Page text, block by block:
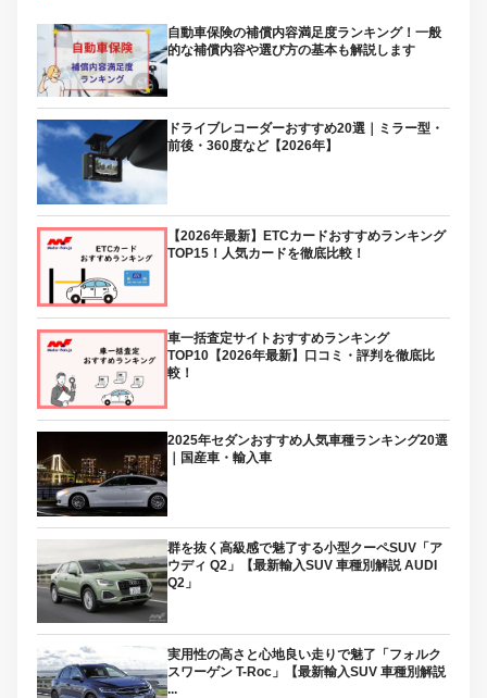
自動車保険の補償内容満足度ランキング！一般
的な補償内容や選び方の基本も解説します
ドライブレコーダーおすすめ20選｜ミラー型・
前後・360度など【2026年】
【2026年最新】ETCカードおすすめランキング
TOP15！人気カードを徹底比較！
車一括査定サイトおすすめランキング
TOP10【2026年最新】口コミ・評判を徹底比
較！
2025年セダンおすすめ人気車種ランキング20選
｜国産車・輸入車
群を抜く高級感で魅了する小型クーペSUV「ア
ウディ Q2」【最新輸入SUV 車種別解説 AUDI
Q2」
実用性の高さと心地良い走りで魅了「フォルク
スワーゲン T-Roc」【最新輸入SUV 車種別解説
...